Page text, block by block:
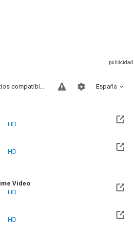
España
Sitios compatibles
HD
el Jue, 28 Feb 2030 (Quedan 3 años)
HD
Video
HD
HD